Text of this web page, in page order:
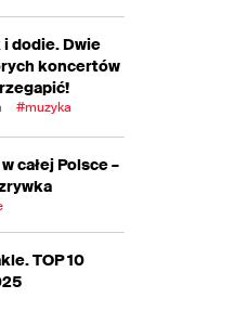
dodie. Dwie
koncertów
#muzyka
całej Polsce –
TOP 10